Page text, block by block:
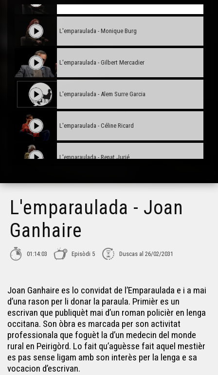
L'emparaulada - Monique Burg
L'emparaulada - Gilbert Mercadier
L'emparaulada - Alem Surre Garcia
L'emparaulada - Céline Ricard
L'emparaulada - Renat Jurié
Didier Tousis - L'emparaulada
Yvan Bareyre - L'emparaulada
Annie Lavielle - L'Emparaulada
L'emparaulada - Joan
Ganhaire
01:14:03 Episòdi 5 Duscas al 26/02/2031
Joan Ganhaire es lo convidat de l’Emparaulada e i a mai
d’una rason per li donar la paraula. Primièr es un
escrivan que publiquèt mai d’un roman policièr en lenga
occitana. Son òbra es marcada per son activitat
professionala que foguèt la d’un medecin del monde
rural en Peirigòrd. Lo fait qu’aguèsse fait aquel mestièr
es pas sense ligam amb son interès per la lenga e sa
vocacion d’escrivan.